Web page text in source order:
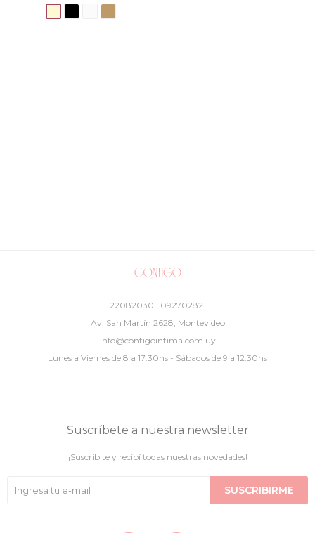
22082030 | 092702821
Av. San Martín 2628, Montevideo
info@contigointima.com.uy
Lunes a Viernes de 8 a 17:30hs - Sábados de 9 a 12:30hs
Suscríbete a nuestra newsletter
¡Suscribite y recibí todas nuestras novedades!
SUSCRIBIRME